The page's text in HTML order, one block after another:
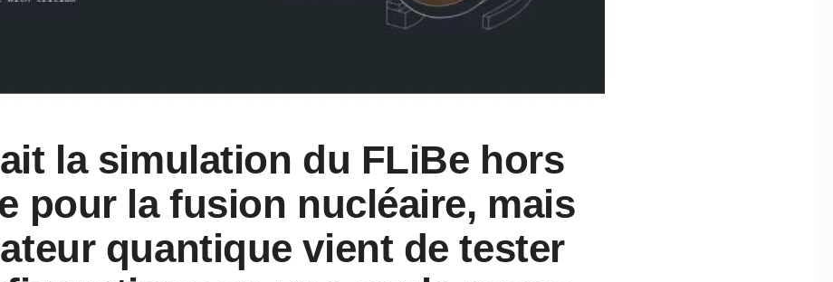
la simulation du FLiBe hors
pour la fusion nucléaire, mais
quantique vient de tester